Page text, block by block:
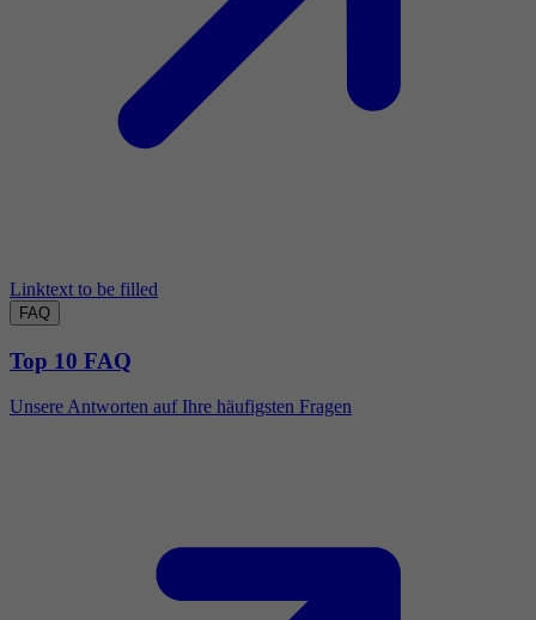
Linktext to be filled
FAQ
Top 10 FAQ
Unsere Antworten auf Ihre häufigsten Fragen